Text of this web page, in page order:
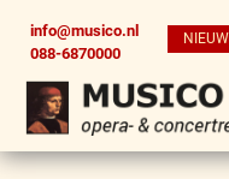
info@musico.nl
088-6870000